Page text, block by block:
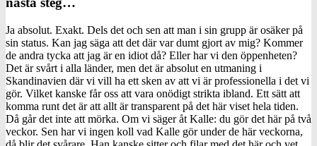
Ja absolut. Exakt. Dels det och sen att man i sin grupp är osäker på
sin status. Kan jag säga att det där var dumt gjort av mig? Kommer
de andra tycka att jag är en idiot då? Eller har vi den öppenheten?
Det är svårt i alla länder, men det är absolut en utmaning i
Skandinavien där vi vill ha ett sken av att vi är professionella i det vi
gör. Vilket kanske får oss att vara onödigt strikta ibland. Ett sätt att
komma runt det är att allt är transparent på det här viset hela tiden.
Då går det inte att mörka. Om vi säger åt Kalle: du gör det här på två
veckor. Sen har vi ingen koll vad Kalle gör under de här veckorna,